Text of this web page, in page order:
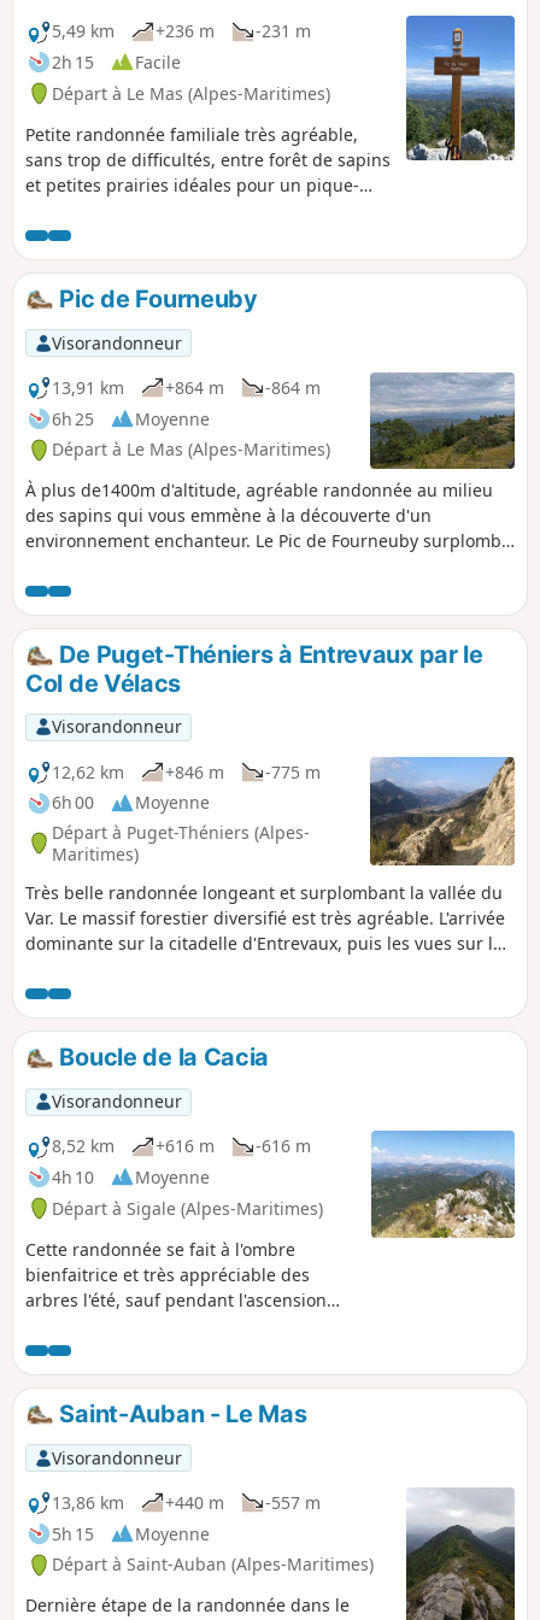
5,49 km
+236 m
-231 m
2h 15
Facile
Départ à Le Mas (Alpes-Maritimes)
Petite randonnée familiale très agréable,
sans trop de difficultés, entre forêt de sapins
et petites prairies idéales pour un pique-
Pic de Fourneuby
Visorandonneur
13,91 km
+864 m
-864 m
6h 25
Moyenne
Départ à Le Mas (Alpes-Maritimes)
À plus de1400m d'altitude, agréable randonnée au milieu
des sapins qui vous emmène à la découverte d'un
environnement enchanteur. Le Pic de Fourneuby surplombe
contreforts alpins des Alpes-Maritimes et des départements
voisins.
De Puget-Théniers à Entrevaux par le
Col de Vélacs
Visorandonneur
12,62 km
+846 m
-775 m
6h 00
Moyenne
Départ à Puget-Théniers (Alpes-
Maritimes)
Très belle randonnée longeant et surplombant la vallée du
Var. Le massif forestier diversifié est très agréable. L'arrivée
dominante sur la citadelle d'Entrevaux, puis les vues sur la
de cette journée.
Boucle de la Cacia
Visorandonneur
8,52 km
+616 m
-616 m
4h 10
Moyenne
Départ à Sigale (Alpes-Maritimes)
Cette randonnée se fait à l'ombre
bienfaitrice et très appréciable des
arbres l'été, sauf pendant l'ascension
rocheuse des Molières. Attention, cette
randonnée est à faire par beau temps
car la partie entre les points de passage
(5) et (7) monte de façon assez raide et
certains passages peuvent être
glissants et impressionnants pour les
personnes qui souffrent de vertige. La
vue à 360° depuis la cime de la Cacia est
extraordinaire !
Saint-Auban - Le Mas
Visorandonneur
13,86 km
+440 m
-557 m
5h 15
Moyenne
Départ à Saint-Auban (Alpes-Maritimes)
Dernière étape de la randonnée dans le